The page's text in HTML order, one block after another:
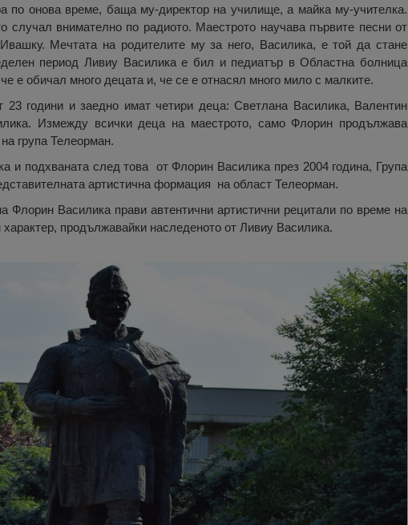
по онова време, баща му-директор на училище, а майка му-учителка.
внимателно по радиото. Маестрото научава първите песни от
Мечтата на родителите му за него, Василика, е той да стане
период Ливиу Василика е бил и педиатър в Областна болница
е обичал много децата и, че се е отнасял много мило с малките.
години и заедно имат четири деца: Светлана Василика, Валентин
Измежду всички деца на маестрото, само Флорин продължава
група Телеорман.
и подхваната след това от Флорин Василика през 2004 година, Група
артистична формация на област Телеорман.
Флорин Василика прави автентични артистични рецитали по време на
продължавайки наследеното от Ливиу Василика.